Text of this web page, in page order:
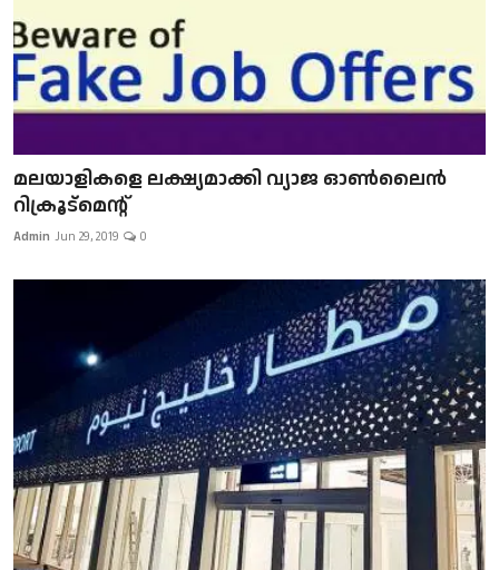
മലയാളികളെ ലക്ഷ്യമാക്കി വ്യാജ ഓൺലൈൻ
റിക്രൂട്മെന്റ്
Admin Jun 29, 2019 0